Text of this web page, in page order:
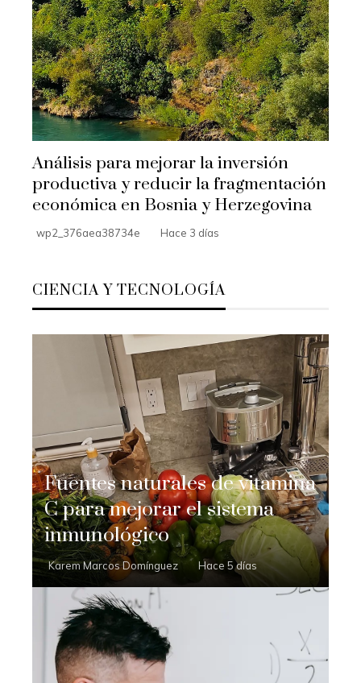
Análisis para mejorar la inversión
productiva y reducir la fragmentación
económica en Bosnia y Herzegovina
wp2_376aea38734e Hace 3 días
CIENCIA Y TECNOLOGÍA
Fuentes naturales de vitamina
C para mejorar el sistema
inmunológico
Karem Marcos Domínguez Hace 5 días